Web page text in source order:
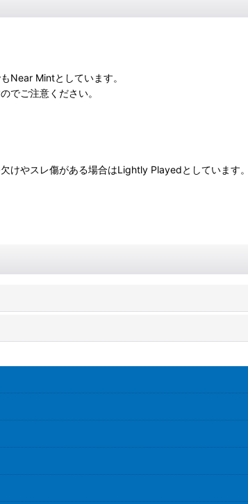
Near Mintとしています。
でご注意ください。
けやスレ傷がある場合はLightly Playedとしています。